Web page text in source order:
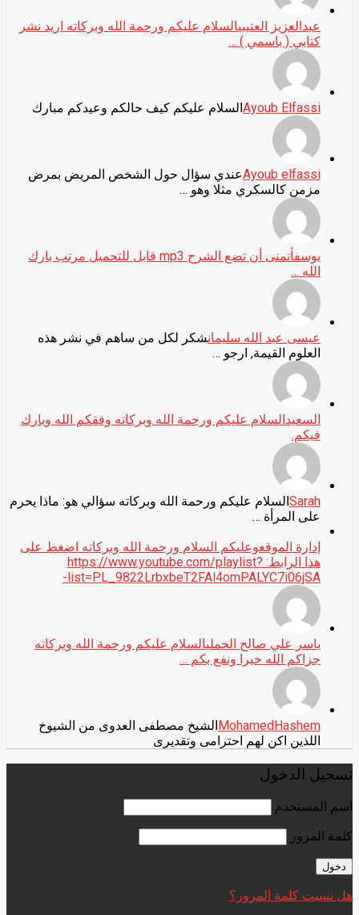
عبدالعزيز العتيبيالسلام عليكم ورحمة الله وبركاته اريد نشر
كتابي ( باسمي ) …
Ayoub Elfassi السلام عليكم كيف حالكم وعيدكم مبارك
Ayoub elfassiعندي سؤال حول الشخص المريض بمرض
مزمن كالسكري مثلا وهو …
يوسف
أتمنى أن تضع الشرح mp3 قابل للتحميل مرتب بارك
الله …
عيسى عبد الله سليمانشكر لكل من ساهم في نشر هذه
العلوم القيمة, ارجو …
السعيد السلام عليكم ورحمة الله وبركاته وفقكم الله وبارك
فيكم.
Sarah السلام عليكم ورحمة الله وبركاته سؤالي هو: ماذا يحرم
على المرأة …
إدارة الموقعوعليكم السلام ورحمة الله وبركاته اضغط على
هذا الرابط: https://www.youtube.com/playlist?
list=PL_9822LrbxbeT2FAl4omPALYC7i06jSA-
ياسر علي صالح الحمليالسلام عليكم ورحمة الله وبركاته
جزاكم الله خيرا ونفع بكم …
MohamedHashem الشيخ مصطفى العدوى من الشيوخ
اللذين اكن لهم احترامى وتقديرى
تسجيل الدخول
اسم المستخدم
كلمة المرور
هل نسيت كلمة المرور؟